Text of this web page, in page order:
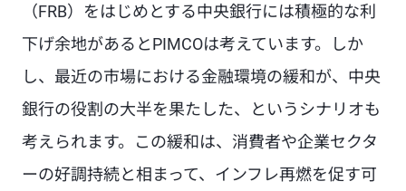
（FRB）をはじめとする中央銀行には積極的な利
下げ余地があるとPIMCOは考えています。しか
し、最近の市場における金融環境の緩和が、中央
銀行の役割の大半を果たした、というシナリオも
考えられます。この緩和は、消費者や企業セクタ
ーの好調持続と相まって、インフレ再燃を促す可